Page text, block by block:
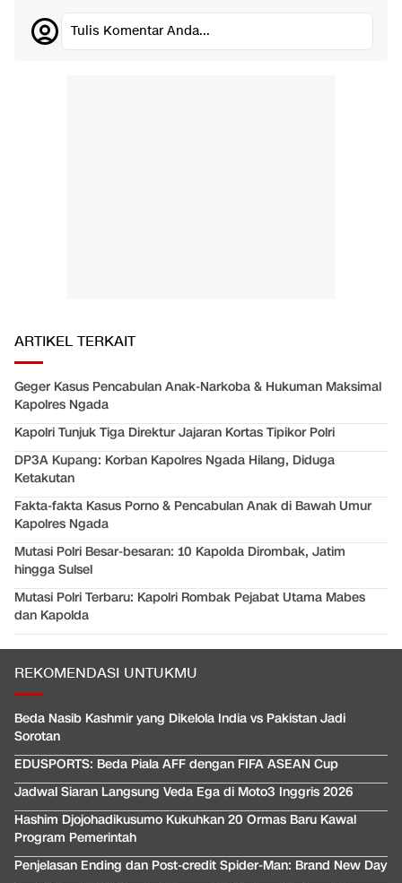
Tulis Komentar Anda...
ARTIKEL TERKAIT
Geger Kasus Pencabulan Anak-Narkoba & Hukuman Maksimal
Kapolres Ngada
Kapolri Tunjuk Tiga Direktur Jajaran Kortas Tipikor Polri
DP3A Kupang: Korban Kapolres Ngada Hilang, Diduga
Ketakutan
Fakta-fakta Kasus Porno & Pencabulan Anak di Bawah Umur
Kapolres Ngada
Mutasi Polri Besar-besaran: 10 Kapolda Dirombak, Jatim
hingga Sulsel
Mutasi Polri Terbaru: Kapolri Rombak Pejabat Utama Mabes
dan Kapolda
REKOMENDASI UNTUKMU
Beda Nasib Kashmir yang Dikelola India vs Pakistan Jadi
Sorotan
EDUSPORTS: Beda Piala AFF dengan FIFA ASEAN Cup
Jadwal Siaran Langsung Veda Ega di Moto3 Inggris 2026
Hashim Djojohadikusumo Kukuhkan 20 Ormas Baru Kawal
Program Pemerintah
Penjelasan Ending dan Post-credit Spider-Man: Brand New Day